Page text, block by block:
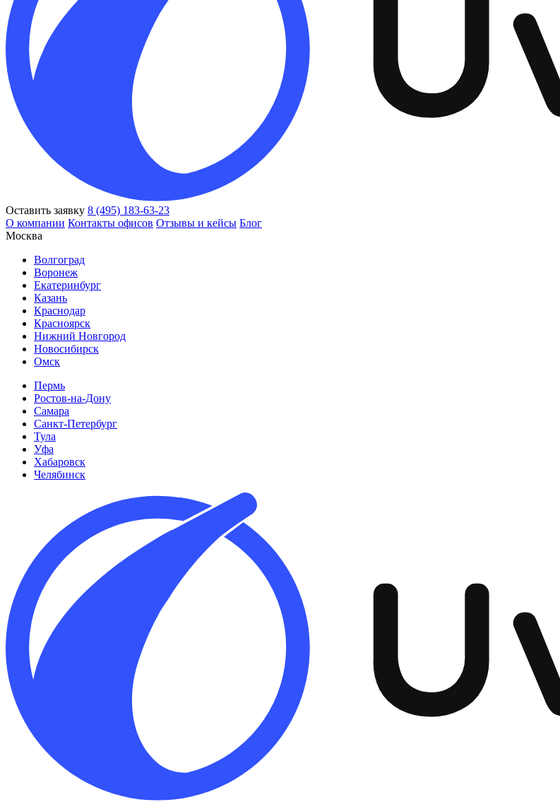
Оставить заявку 8 (495) 183-63-23
О компании Контакты офисов Отзывы и кейсы Блог
Москва
Волгоград
Воронеж
Екатеринбург
Казань
Краснодар
Красноярск
Нижний Новгород
Новосибирск
Омск
Пермь
Ростов-на-Дону
Самара
Санкт-Петербург
Тула
Уфа
Хабаровск
Челябинск